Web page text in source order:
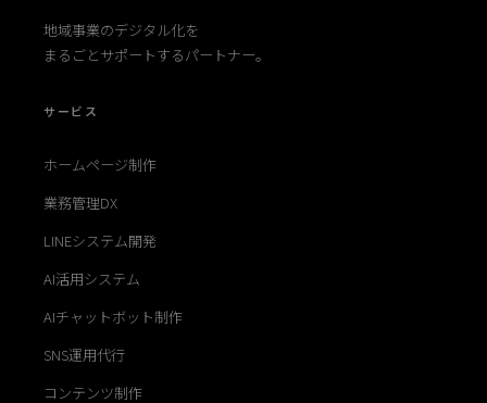
地域事業のデジタル化を
まるごとサポートするパートナー。
サービス
ホームページ制作
業務管理DX
LINEシステム開発
AI活用システム
AIチャットボット制作
SNS運用代行
コンテンツ制作